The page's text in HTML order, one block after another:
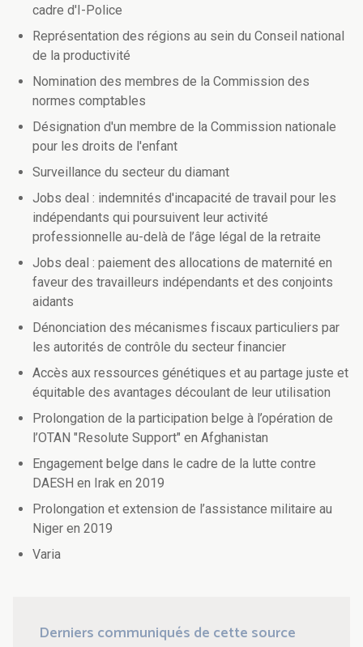
cadre d'I-Police
Représentation des régions au sein du Conseil national
de la productivité
Nomination des membres de la Commission des
normes comptables
Désignation d'un membre de la Commission nationale
pour les droits de l'enfant
Surveillance du secteur du diamant
Jobs deal : indemnités d'incapacité de travail pour les
indépendants qui poursuivent leur activité
professionnelle au-delà de l’âge légal de la retraite
Jobs deal : paiement des allocations de maternité en
faveur des travailleurs indépendants et des conjoints
aidants
Dénonciation des mécanismes fiscaux particuliers par
les autorités de contrôle du secteur financier
Accès aux ressources génétiques et au partage juste et
équitable des avantages découlant de leur utilisation
Prolongation de la participation belge à l’opération de
l’OTAN "Resolute Support" en Afghanistan
Engagement belge dans le cadre de la lutte contre
DAESH en Irak en 2019
Prolongation et extension de l’assistance militaire au
Niger en 2019
Varia
Derniers communiqués de cette source